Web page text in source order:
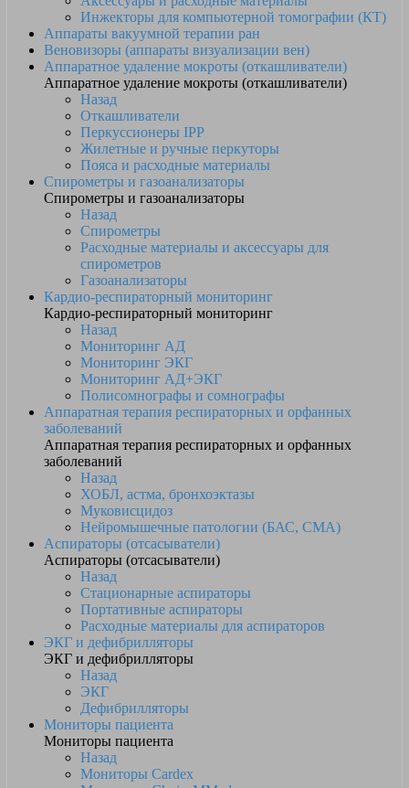
Инжекторы для компьютерной томографии (КТ)
Аппараты вакуумной терапии ран
Веновизоры (аппараты визуализации вен)
Аппаратное удаление мокроты (откашливатели)
Аппаратное удаление мокроты (откашливатели)
Назад
Откашливатели
Перкуссионеры IPP
Жилетные и ручные перкуторы
Пояса и расходные материалы
Спирометры и газоанализаторы
Спирометры и газоанализаторы
Назад
Спирометры
Расходные материалы и аксессуары для
спирометров
Газоанализаторы
Кардио-респираторный мониторинг
Кардио-респираторный мониторинг
Назад
Мониторинг АД
Мониторинг ЭКГ
Мониторинг АД+ЭКГ
Полисомнографы и сомнографы
Аппаратная терапия респираторных и орфанных
заболеваний
Аппаратная терапия респираторных и орфанных
заболеваний
Назад
ХОБЛ, астма, бронхоэктазы
Муковисцидоз
Нейромышечные патологии (БАС, СМА)
Аспираторы (отсасыватели)
Аспираторы (отсасыватели)
Назад
Стационарные аспираторы
Портативные аспираторы
Расходные материалы для аспираторов
ЭКГ и дефибрилляторы
ЭКГ и дефибрилляторы
Назад
ЭКГ
Дефибрилляторы
Мониторы пациента
Мониторы пациента
Назад
Мониторы Cardex